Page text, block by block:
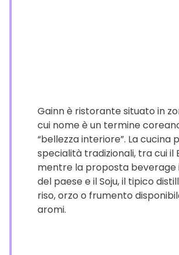
Gainn è ristorante situato in
cui nome è un termine
“bellezza interiore”. La cucina
specialità tradizionali, tra cui il
mentre la proposta beverage
del paese e il Soju, il tipico
riso, orzo o frumento
aromi.